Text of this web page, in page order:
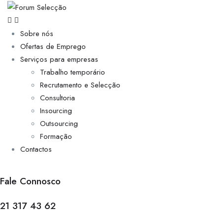
Sobre nós
Ofertas de Emprego
Serviços para empresas
Trabalho temporário
Recrutamento e Selecção
Consultoria
Insourcing
Outsourcing
Formação
Contactos
Fale Connosco
21 317 43 62